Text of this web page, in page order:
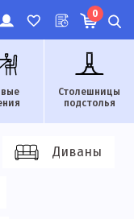
0
Столешницы
подстолья
Диваны